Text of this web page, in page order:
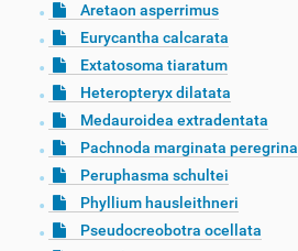
Aretaon asperrimus
Eurycantha calcarata
Extatosoma tiaratum
Heteropteryx dilatata
Medauroidea extradentata
Pachnoda marginata peregrina
Peruphasma schultei
Phyllium hausleithneri
Pseudocreobotra ocellata